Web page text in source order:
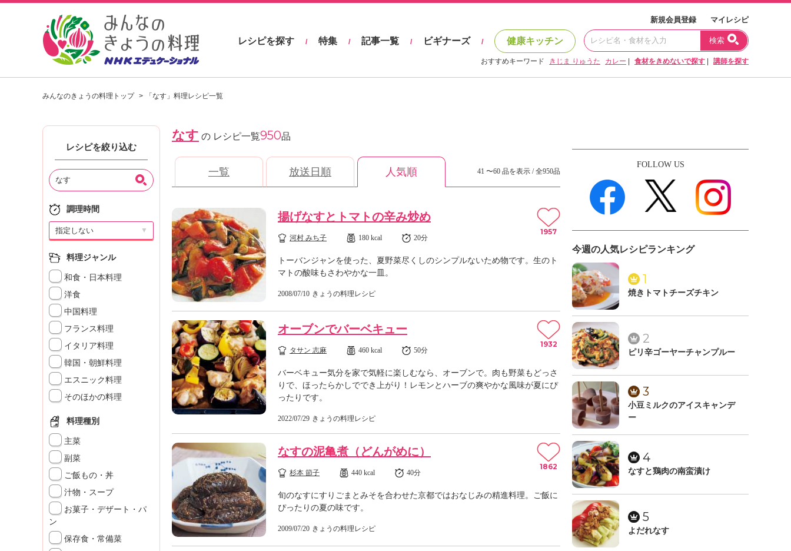
し
シ
を
見
よ
う
。
N
H
K
エ
デ
ケ
ー
シ
ョ
ナ
ル
「
み
の
き
ょ
う
の
料
理
」
新規会員登録 マイレシピ
レシピを探す / 特集 / 記事一覧 / ビギナーズ / 健康キッチン 検索
おすすめキーワード きじま りゅうた カレー 食材をきめないで探す 講師を探す
みんなのきょうの料理トップ 「なす」料理レシピ一覧
レシピを絞り込む
調理時間
▼
料理ジャンル
和食・日本料理
洋食
中国料理
フランス料理
イタリア料理
韓国・朝鮮料理
エスニック料理
そのほかの料理
料理種別
主菜
副菜
ご飯もの・丼
汁物・スープ
お菓子・デザート・パ
ン
保存食・常備菜
なす の レシピ一覧950品
一覧 放送日順 人気順 41 〜60 品を表示 / 全950品
揚げなすとトマトの辛み炒め
河村 みち子 180 kcal 20分
トーバンジャンを使った、夏野菜尽くしのシンプルないため物です。生のト
マトの酸味もさわやかな一皿。
2008/07/10 きょうの料理レシピ
1957
オーブンでバーベキュー
タサン 志麻 460 kcal 50分
バーベキュー気分を家で気軽に楽しむなら、オーブンで。肉も野菜もどっさ
りで、ほったらかしででき上がり！レモンとハーブの爽やかな風味が夏にぴ
ったりです。
2022/07/29 きょうの料理レシピ
1932
なすの泥亀煮（どんがめに）
杉本 節子 440 kcal 40分
旬のなすにすりごまとみそを合わせた京都ではおなじみの精進料理。ご飯に
ぴったりの夏の味です。
2009/07/20 きょうの料理レシピ
1862
FOLLOW US
今週の人気レシピランキング
1
焼きトマトチーズチキン
2
ピリ辛ゴーヤーチャンプルー
3
小豆ミルクのアイスキャンデ
ー
4
なすと鶏肉の南蛮漬け
5
よだれなす